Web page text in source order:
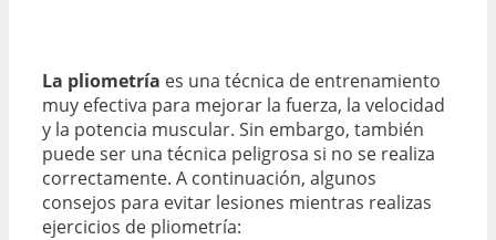
La pliometría es una técnica de entrenamiento
muy efectiva para mejorar la fuerza, la velocidad
y la potencia muscular. Sin embargo, también
puede ser una técnica peligrosa si no se realiza
correctamente. A continuación, algunos
consejos para evitar lesiones mientras realizas
ejercicios de pliometría: